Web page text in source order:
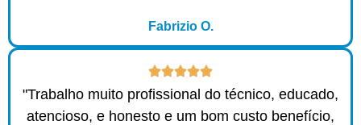
Fabrizio O.
"Trabalho muito profissional do técnico, educado,
atencioso, e honesto e um bom custo benefício,